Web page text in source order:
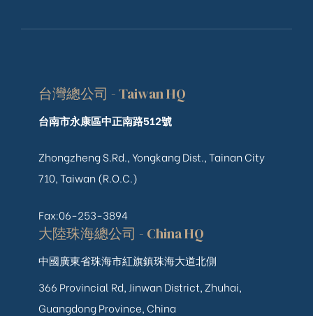
台灣總公司 - Taiwan HQ
台南市永康區中正南路512號
Zhongzheng S.Rd., Yongkang Dist., Tainan City
710, Taiwan (R.O.C.)
Fax:06-253-3894
大陸珠海總公司 - China HQ
中國廣東省珠海市紅旗鎮珠海大道北側
366 Provincial Rd, Jinwan District, Zhuhai,
Guangdong Province, China